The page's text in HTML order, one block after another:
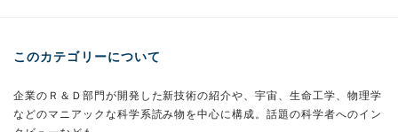
このカテゴリーについて
企業のＲ＆Ｄ部門が開発した新技術の紹介や、宇宙、生命工学、物理学
などのマニアックな科学系読み物を中心に構成。話題の科学者へのイン